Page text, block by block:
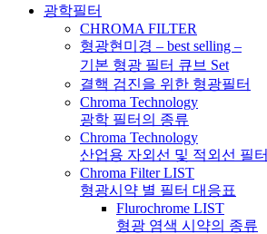
광학필터
CHROMA FILTER
형광현미경 – best selling –
기본 형광 필터 큐브 Set
결핵 검진을 위한 형광필터
Chroma Technology
광학 필터의 종류
Chroma Technology
산업용 자외선 및 적외선 필터
Chroma Filter LIST
형광시약 별 필터 대응표
Flurochrome LIST
형광 염색 시약의 종류